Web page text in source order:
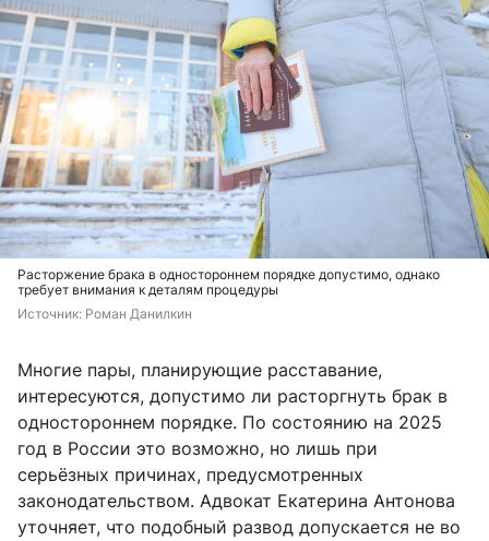
Расторжение брака в одностороннем порядке допустимо, однако
требует внимания к деталям процедуры
Источник: Роман Данилкин
Многие пары, планирующие расставание,
интересуются, допустимо ли расторгнуть брак в
одностороннем порядке. По состоянию на 2025
год в России это возможно, но лишь при
серьёзных причинах, предусмотренных
законодательством. Адвокат Екатерина Антонова
уточняет, что подобный развод допускается не во